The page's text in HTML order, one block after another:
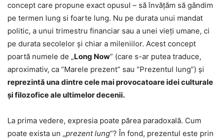
concept care propune exact opusul – să învățăm să gândim
pe termen lung si foarte lung. Nu pe durata unui mandat
politic, a unui trimestru financiar sau a unei vieți umane, ci
pe durata secolelor și chiar a mileniilor. Acest concept
poartă numele de „Long Now” (care s-ar putea traduce,
aproximativ, ca “Marele prezent” sau “Prezentul lung”) și
reprezintă una dintre cele mai provocatoare idei culturale
și filozofice ale ultimelor decenii.
La prima vedere, expresia poate părea paradoxală. Cum
poate exista un „prezent lung”? În fond, prezentul este prin